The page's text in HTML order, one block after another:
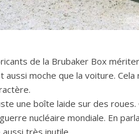
de la Brubaker Box
aussi moche que la voiture.
une boîte laide sur des
nucléaire mondiale. En
très inutile.